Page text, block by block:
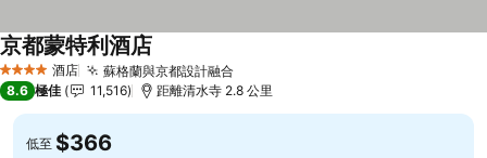
4 星級 酒店 蘇格蘭與京都設計融合查看價格
京都蒙特利酒店
8.6 極佳 11,516 距離清水寺 2.8 公里
低至 $366